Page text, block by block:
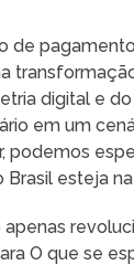
de
digital e
em um
podemos
esteja
O que se